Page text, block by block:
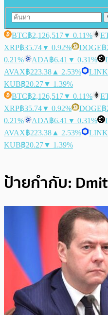
BTC฿2,126,517▼ 0.11%
XRP฿35.74▼ 0.92% DOGE฿
0.21%
ADA฿6.41 ▼ 0.31%
AVAX฿223.38 ▲ 2.53% LINK
KUB฿20.27▼ 1.39%
BTC฿2,126,517▼ 0.11%
XRP฿35.74▼ 0.92% DOGE฿
0.21%
ADA฿6.41 ▼ 0.31%
AVAX฿223.38 ▲ 2.53% LINK
KUB฿20.27▼ 1.39%
ป้ายกำกับ: